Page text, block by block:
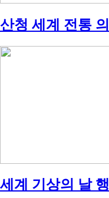
산청 세계 전통
세계 기상의 날